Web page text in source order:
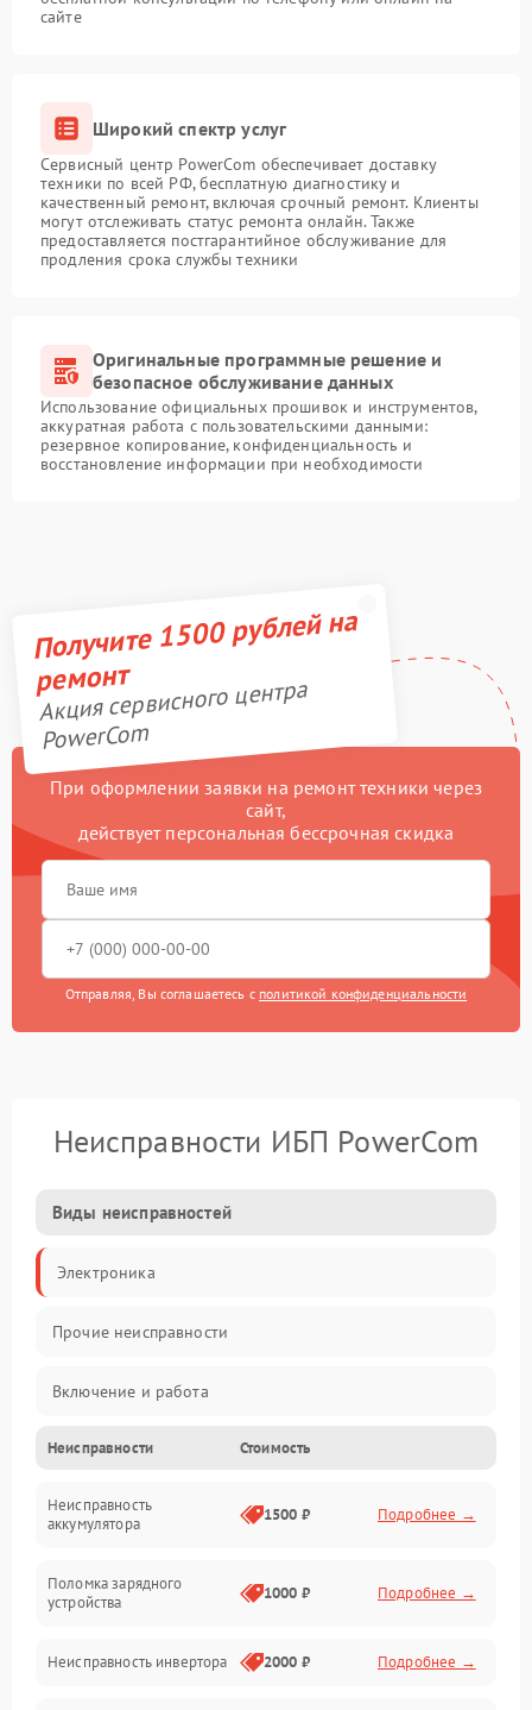
сайте
Широкий спектр услуг
Сервисный центр PowerCom обеспечивает доставку
техники по всей РФ, бесплатную диагностику и
качественный ремонт, включая срочный ремонт. Клиенты
могут отслеживать статус ремонта онлайн. Также
предоставляется постгарантийное обслуживание для
продления срока службы техники
Оригинальные программные решение и
безопасное обслуживание данных
Использование официальных прошивок и инструментов,
аккуратная работа с пользовательскими данными:
резервное копирование, конфиденциальность и
восстановление информации при необходимости
Получите 1500 рублей на
ремонт
Акция сервисного центра
PowerCom
При оформлении заявки на ремонт техники через
сайт,
действует персональная бессрочная скидка
Отправляя, Вы соглашаетесь с политикой конфиденциальности
Неисправности ИБП PowerCom
Виды неисправностей
Электроника
Прочие неисправности
Включение и работа
Работа с нагрузкой
Звук и индикация
Неисправности Стоимость
Неисправность
аккумулятора
1500 ₽ Подробнее →
Поломка зарядного
устройства
1000 ₽ Подробнее →
Неисправность инвертора 2000 ₽ Подробнее →